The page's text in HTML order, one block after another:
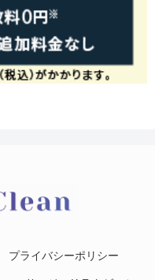
プライバシーポリシー